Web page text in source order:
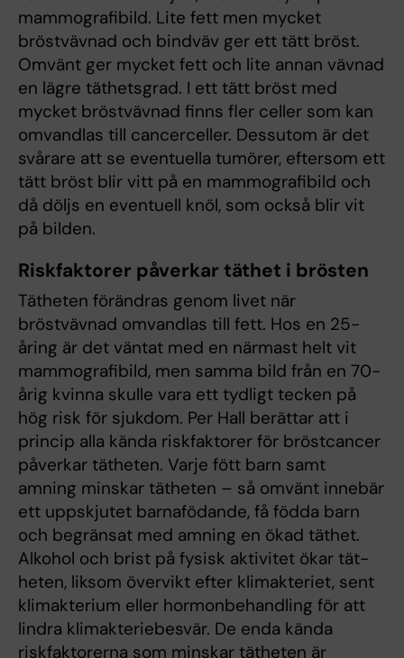
mammografibild. Lite fett men mycket
bröstvävnad och bindväv ger ett tätt bröst.
Omvänt ger mycket fett och lite annan vävnad
en lägre täthetsgrad. I ett tätt bröst med
mycket bröstvävnad finns fler celler som kan
omvandlas till cancerceller. Dessutom är det
svårare att se eventuella tumörer, eftersom ett
tätt bröst blir vitt på en mammografibild och
då döljs en eventuell knöl, som också blir vit
på bilden.
Riskfaktorer påverkar täthet i brösten
Tätheten förändras genom livet när
bröstvävnad omvandlas till fett. Hos en 25-
åring är det väntat med en närmast helt vit
mammografibild, men samma bild från en 70-
årig kvinna skulle vara ett tydligt tecken på
hög risk för sjukdom. Per Hall berättar att i
princip alla kända riskfaktorer för bröstcancer
påverkar tätheten. Varje fött barn samt
amning minskar tätheten – så omvänt innebär
ett uppskjutet barnafödande, få födda barn
och begränsat med amning en ökad täthet.
Alkohol och brist på fysisk aktivitet ökar tät­
heten, liksom övervikt efter klimakteriet, sent
klimakterium eller hormonbehandling för att
lindra klimakteriebesvär. De enda kända
riskfaktorerna som minskar tätheten är